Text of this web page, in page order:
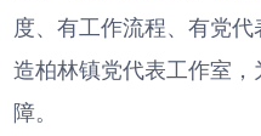
度、有工作流程、有党
造柏林镇党代表工作室
障。